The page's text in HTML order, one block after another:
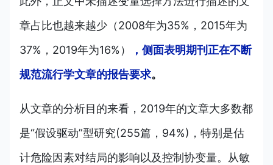
章占比也越来越少（2008年为35%，2015年为
37%，2019年为16%）
，侧面表明期刊正在不断
规范流行学文章的报告要求。
从文章的分析目的来看，2019年的文章大多数都
是“假设驱动”型研究(255篇，94%)，特别是估
计危险因素对结局的影响以及控制协变量。从敏